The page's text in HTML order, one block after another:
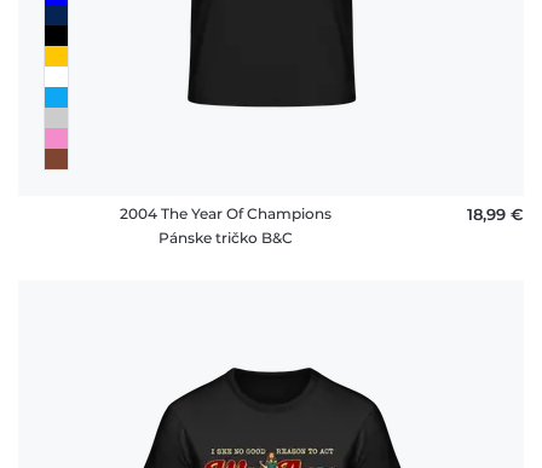
2004 The Year Of Champions
Pánske tričko B&C
18,99 €